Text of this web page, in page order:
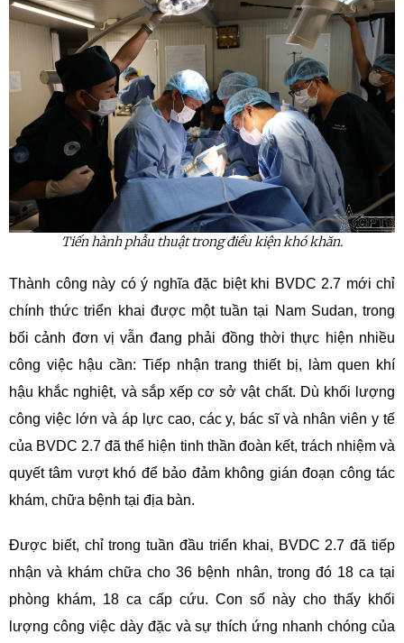
Tiến hành phẫu thuật trong điều kiện khó khăn.
Thành công này có ý nghĩa đặc biệt khi BVDC 2.7 mới chỉ
chính thức triển khai được một tuần tại Nam Sudan, trong
bối cảnh đơn vị vẫn đang phải đồng thời thực hiện nhiều
công việc hậu cần: Tiếp nhận trang thiết bị, làm quen khí
hậu khắc nghiệt, và sắp xếp cơ sở vật chất. Dù khối lượng
công việc lớn và áp lực cao, các y, bác sĩ và nhân viên y tế
của BVDC 2.7 đã thể hiện tinh thần đoàn kết, trách nhiệm và
quyết tâm vượt khó để bảo đảm không gián đoạn công tác
khám, chữa bệnh tại địa bàn.
Được biết, chỉ trong tuần đầu triển khai, BVDC 2.7 đã tiếp
nhận và khám chữa cho 36 bệnh nhân, trong đó 18 ca tại
phòng khám, 18 ca cấp cứu. Con số này cho thấy khối
lượng công việc dày đặc và sự thích ứng nhanh chóng của